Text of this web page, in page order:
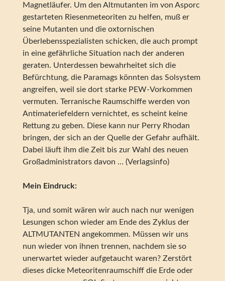
Magnetläufer. Um den Altmutanten im von Asporc
gestarteten Riesenmeteoriten zu helfen, muß er
seine Mutanten und die oxtornischen
Überlebensspezialisten schicken, die auch prompt
in eine gefährliche Situation nach der anderen
geraten. Unterdessen bewahrheitet sich die
Befürchtung, die Paramags könnten das Solsystem
angreifen, weil sie dort starke PEW-Vorkommen
vermuten. Terranische Raumschiffe werden von
Antimateriefeldern vernichtet, es scheint keine
Rettung zu geben. Diese kann nur Perry Rhodan
bringen, der sich an der Quelle der Gefahr aufhält.
Dabei läuft ihm die Zeit bis zur Wahl des neuen
Großadministrators davon … (Verlagsinfo)
Mein Eindruck:
Tja, und somit wären wir auch nach nur wenigen
Lesungen schon wieder am Ende des Zyklus der
ALTMUTANTEN angekommen. Müssen wir uns
nun wieder von ihnen trennen, nachdem sie so
unerwartet wieder aufgetaucht waren? Zerstört
dieses dicke Meteoritenraumschiff die Erde oder